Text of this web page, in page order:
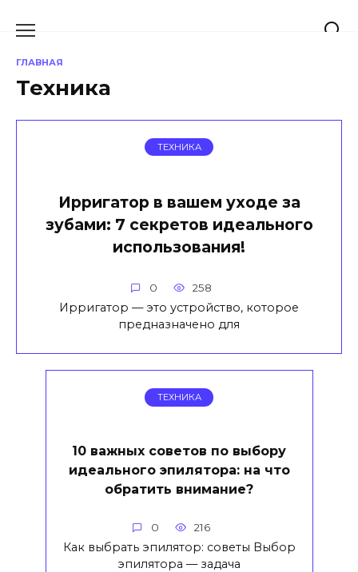
ГЛАВНАЯ
Техника
ТЕХНИКА
Ирригатор в вашем уходе за
зубами: 7 секретов идеального
использования!
0 258
Ирригатор — это устройство, которое
предназначено для
ТЕХНИКА
10 важных советов по выбору
идеального эпилятора: на что
обратить внимание?
0 216
Как выбрать эпилятор: советы Выбор
эпилятора — задача